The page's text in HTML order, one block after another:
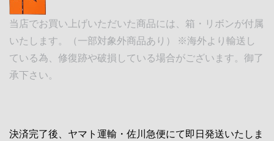
当店でお買い上げいただいた商品には、箱・リボンが付属
いたします。（一部対象外商品あり） ※海外より輸送し
ている為、修復跡や破損している場合がございます。御了
承下さい。
決済完了後、ヤマト運輸・佐川急便にて即日発送いたしま